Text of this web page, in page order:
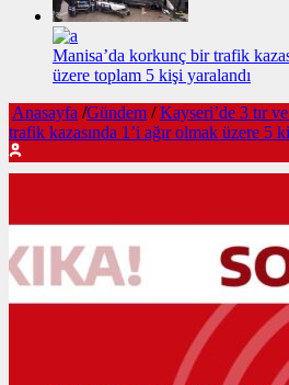
Manisa’da korkunç bir trafik
üzere toplam 5 kişi yaralandı
Anasayfa /Gündem / Kayseri’de 3 tır
trafik kazasında 1’i ağır olmak üzere 5